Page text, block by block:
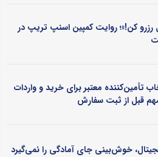
کن!»؛ روایت کمپین اسنپ تریپ در
تأمین‌کننده معتبر برای خرید و واردات
خوش‌بینی جای آمادگی را نمی‌گیرد